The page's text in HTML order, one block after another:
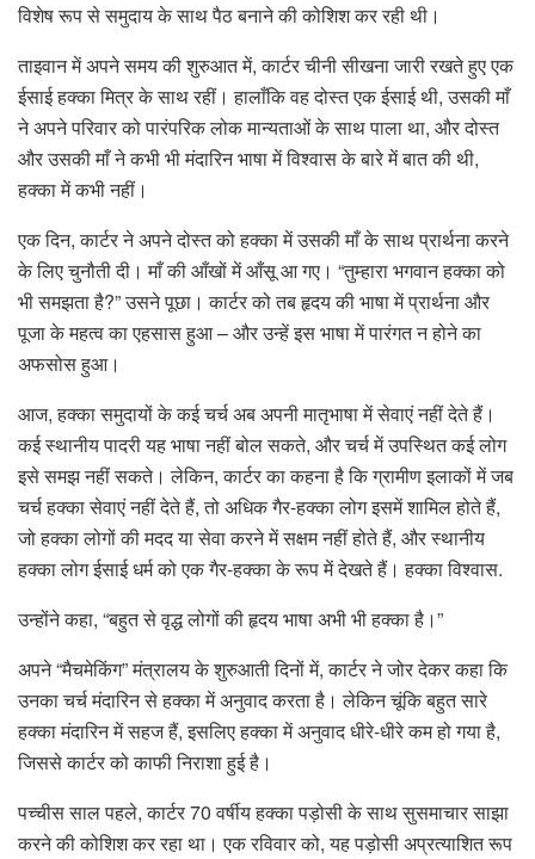
विशेष रूप से समुदाय के साथ पैठ बनाने की कोशिश कर रही थी।
ताइवान में अपने समय की शुरुआत में, कार्टर चीनी सीखना जारी रखते हुए एक
ईसाई हक्का मित्र के साथ रहीं। हालाँकि वह दोस्त एक ईसाई थी, उसकी माँ
ने अपने परिवार को पारंपरिक लोक मान्यताओं के साथ पाला था, और दोस्त
और उसकी माँ ने कभी भी मंदारिन भाषा में विश्वास के बारे में बात की थी,
हक्का में कभी नहीं।
एक दिन, कार्टर ने अपने दोस्त को हक्का में उसकी माँ के साथ प्रार्थना करने
के लिए चुनौती दी। माँ की आँखों में आँसू आ गए। “तुम्हारा भगवान हक्का को
भी समझता है?” उसने पूछा। कार्टर को तब हृदय की भाषा में प्रार्थना और
पूजा के महत्व का एहसास हुआ – और उन्हें इस भाषा में पारंगत न होने का
अफसोस हुआ।
आज, हक्का समुदायों के कई चर्च अब अपनी मातृभाषा में सेवाएं नहीं देते हैं।
कई स्थानीय पादरी यह भाषा नहीं बोल सकते, और चर्च में उपस्थित कई लोग
इसे समझ नहीं सकते। लेकिन, कार्टर का कहना है कि ग्रामीण इलाकों में जब
चर्च हक्का सेवाएं नहीं देते हैं, तो अधिक गैर-हक्का लोग इसमें शामिल होते हैं,
जो हक्का लोगों की मदद या सेवा करने में सक्षम नहीं होते हैं, और स्थानीय
हक्का लोग ईसाई धर्म को एक गैर-हक्का के रूप में देखते हैं। हक्का विश्वास.
उन्होंने कहा, “बहुत से वृद्ध लोगों की हृदय भाषा अभी भी हक्का है।”
अपने “मैचमेकिंग” मंत्रालय के शुरुआती दिनों में, कार्टर ने जोर देकर कहा कि
उनका चर्च मंदारिन से हक्का में अनुवाद करता है। लेकिन चूंकि बहुत सारे
हक्का मंदारिन में सहज हैं, इसलिए हक्का में अनुवाद धीरे-धीरे कम हो गया है,
जिससे कार्टर को काफी निराशा हुई है।
पच्चीस साल पहले, कार्टर 70 वर्षीय हक्का पड़ोसी के साथ सुसमाचार साझा
करने की कोशिश कर रहा था। एक रविवार को, यह पड़ोसी अप्रत्याशित रूप